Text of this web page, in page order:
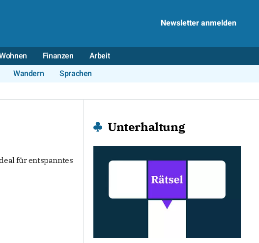
Newsletter anmelden
Finanzen
Arbeit
Wandern
Sprachen
für entspanntes
Unterhaltung